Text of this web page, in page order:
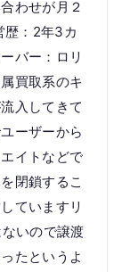
わせが月２
歴：2年3カ
バー：ロリ
買取系のキ
入してきて
ーザーから
イトなどで
閉鎖するこ
ていますリ
いので譲渡
たというよ